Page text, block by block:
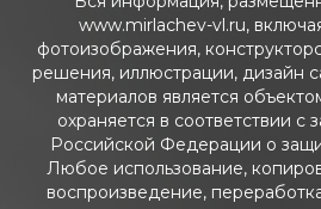
www.mirlachev-vl.ru,
фотоизображения,
решения, иллюстрации, дизайн
материалов является
охраняется в соответствии с
Российской Федерации о
Любое использование,
воспроизведение,